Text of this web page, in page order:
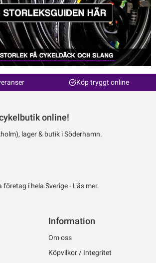
Köp tryggt online
online!
lager & butik i Söderhamn.
företag i hela Sverige - Läs mer.
Information
Om oss
Köpvilkor / Integritet